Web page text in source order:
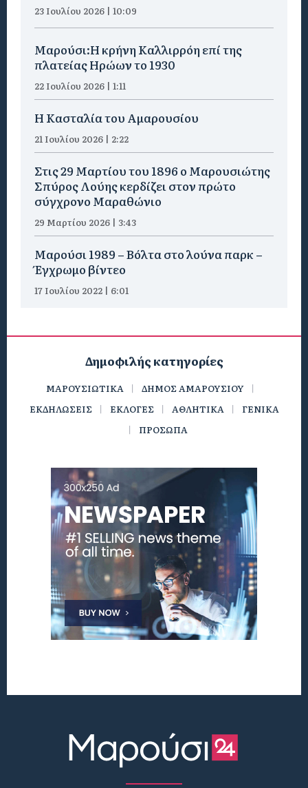
23 Ιουλίου 2026 | 10:09
Μαρούσι:Η κρήνη Καλλιρρόη επί της
πλατείας Ηρώων το 1930
22 Ιουλίου 2026 | 1:11
Η Κασταλία του Αμαρουσίου
21 Ιουλίου 2026 | 2:22
Στις 29 Μαρτίου του 1896 ο Μαρουσιώτης
Σπύρος Λούης κερδίζει στον πρώτο
σύγχρονο Μαραθώνιο
29 Μαρτίου 2026 | 3:43
Μαρούσι 1989 – Βόλτα στο λούνα παρκ –
Έγχρωμο βίντεο
17 Ιουλίου 2022 | 6:01
Δημοφιλής κατηγορίες
ΜΑΡΟΥΣΙΩΤΙΚΑ
ΔΗΜΟΣ ΑΜΑΡΟΥΣΙΟΥ
ΕΚΔΗΛΩΣΕΙΣ
ΕΚΛΟΓΕΣ ΑΘΛΗΤΙΚΑ
ΓΕΝΙΚΑ
ΠΡΟΣΩΠΑ